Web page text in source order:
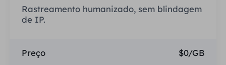
Rastreamento humanizado, sem blindagem
de IP.
Preço
$0/GB